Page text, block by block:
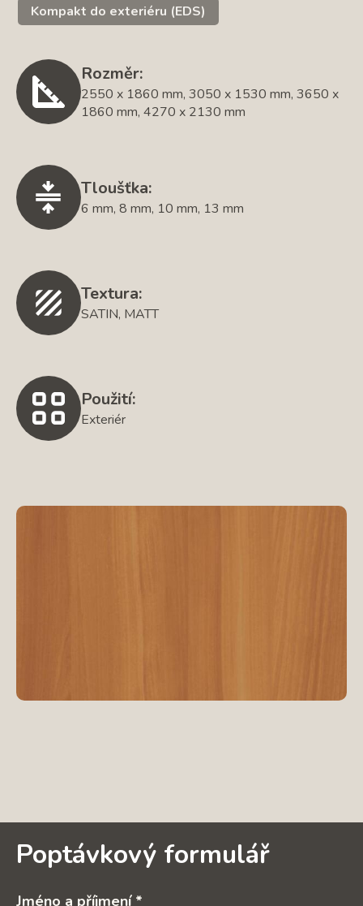
Kompakt do exteriéru (EDS)
Rozměr:
2550 x 1860 mm, 3050 x 1530 mm, 3650 x
1860 mm, 4270 x 2130 mm
Tloušťka:
6 mm, 8 mm, 10 mm, 13 mm
Textura:
SATIN, MATT
Použití:
Exteriér
Poptávkový formulář
Jméno a příjmení *